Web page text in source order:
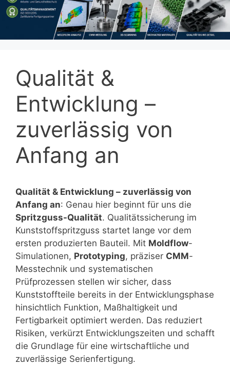
Qualität &
Entwicklung –
zuverlässig von
Anfang an
Qualität & Entwicklung – zuverlässig von
Anfang an: Genau hier beginnt für uns die
Spritzguss-Qualität. Qualitätssicherung im
Kunststoffspritzguss startet lange vor dem
ersten produzierten Bauteil. Mit Moldflow-
Simulationen, Prototyping, präziser CMM-
Messtechnik und systematischen
Prüfprozessen stellen wir sicher, dass
Kunststoffteile bereits in der Entwicklungsphase
hinsichtlich Funktion, Maßhaltigkeit und
Fertigbarkeit optimiert werden. Das reduziert
Risiken, verkürzt Entwicklungszeiten und schafft
die Grundlage für eine wirtschaftliche und
zuverlässige Serienfertigung.